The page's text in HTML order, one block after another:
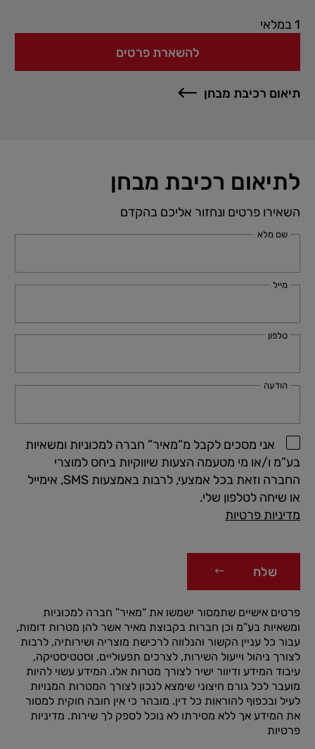
1 במלאי
להשארת פרטים
תיאום רכיבת מבחן
לתיאום רכיבת מבחן
השאירו פרטים ונחזור אליכם בהקדם
שם מלא
מייל
טלפון
הודעה
אני מסכים לקבל מ”מאיר” חברה למכוניות ומשאיות
בע”מ ו/או מי מטעמה הצעות שיווקיות ביחס למוצרי
החברה וזאת בכל אמצעי, לרבות באמצעות SMS, אימייל
או שיחה לטלפון שלי.
מדיניות פרטיות
שלח
פרטים אישיים שתמסור ישמשו את “מאיר” חברה למכוניות
ומשאיות בע”מ וכן חברות בקבוצת מאיר אשר להן מטרות דומות,
עבור כל עניין הקשור והנלווה לרכישת מוצריה ושירותיה, לרבות
לצורך ניהול וייעול השירות, לצרכים תפעוליים, וסטטיסטיקה,
עיבוד המידע ודיוור ישיר לצורך מטרות אלו. המידע עשוי להיות
מועבר לכל גורם חיצוני שימצא לנכון לצורך המטרות המנויות
לעיל ובכפוף להוראות כל דין. מובהר כי אין חובה חוקית למסור
את המידע אך ללא מסירתו לא נוכל לספק לך שירות. מדיניות
פרטיות